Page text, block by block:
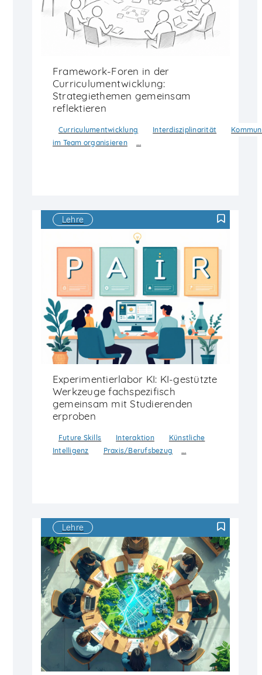
Framework-Foren in der
Curriculumentwicklung:
Strategiethemen gemeinsam
reflektieren
Curriculumentwicklung Interdisziplinarität
im Team organisieren
Lehre
F
Experimentierlabor KI: KI-gestützte
Werkzeuge fachspezifisch
gemeinsam mit Studierenden
erproben
Future Skills Interaktion
Künstliche
Intelligenz
Praxis/Berufsbezug
Lehre
F